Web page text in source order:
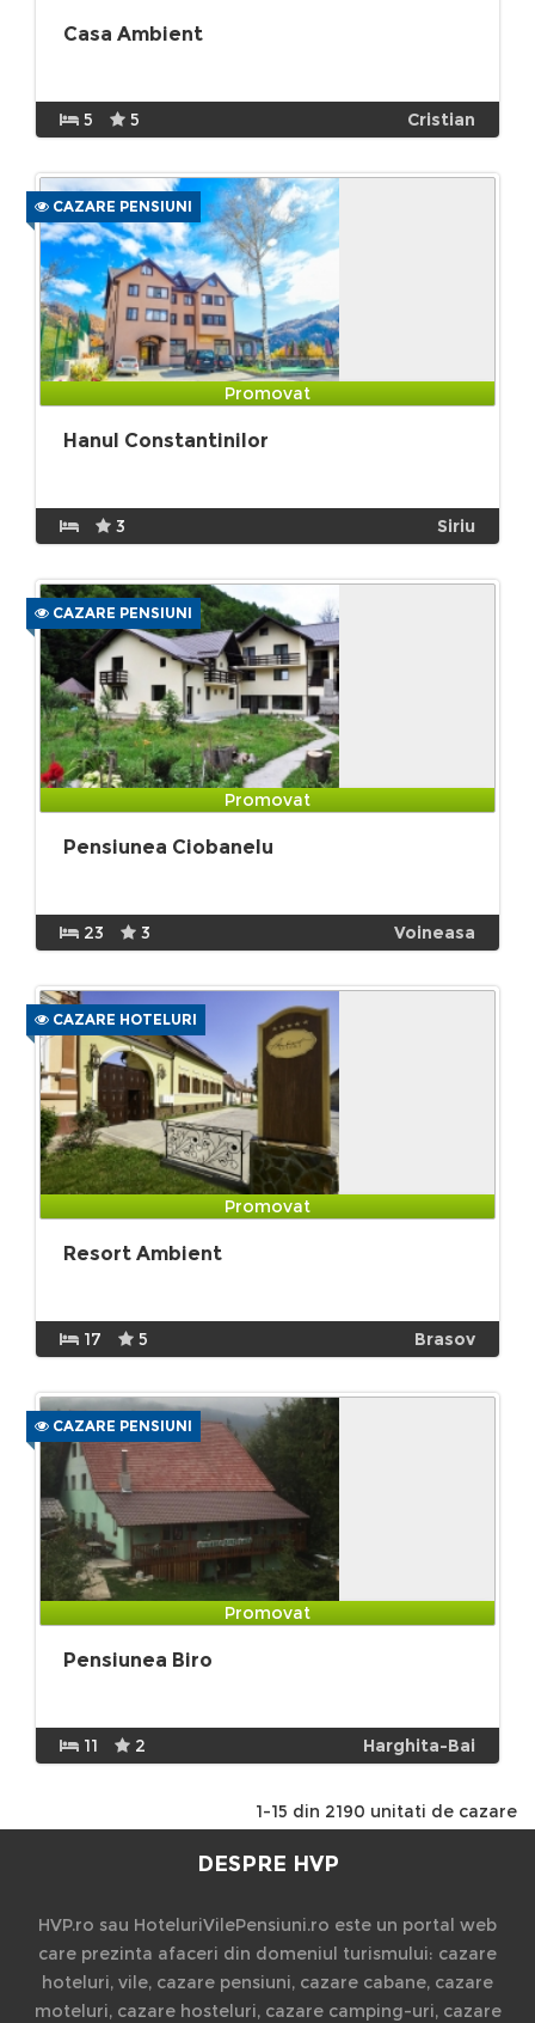
Casa Ambient
5 5 Cristian
CAZARE PENSIUNI
Promovat
Hanul Constantinilor
3 Siriu
CAZARE PENSIUNI
Promovat
Pensiunea Ciobanelu
23 3 Voineasa
CAZARE HOTELURI
Promovat
Resort Ambient
17 5 Brasov
CAZARE PENSIUNI
Promovat
Pensiunea Biro
11 2 Harghita-Bai
1-15 din 2190 unitati de cazare
DESPRE HVP
HVP.ro sau HoteluriVilePensiuni.ro este un portal web
care prezinta afaceri din domeniul turismului: cazare
hoteluri, vile, cazare pensiuni, cazare cabane, cazare
moteluri, cazare hosteluri, cazare camping-uri, cazare